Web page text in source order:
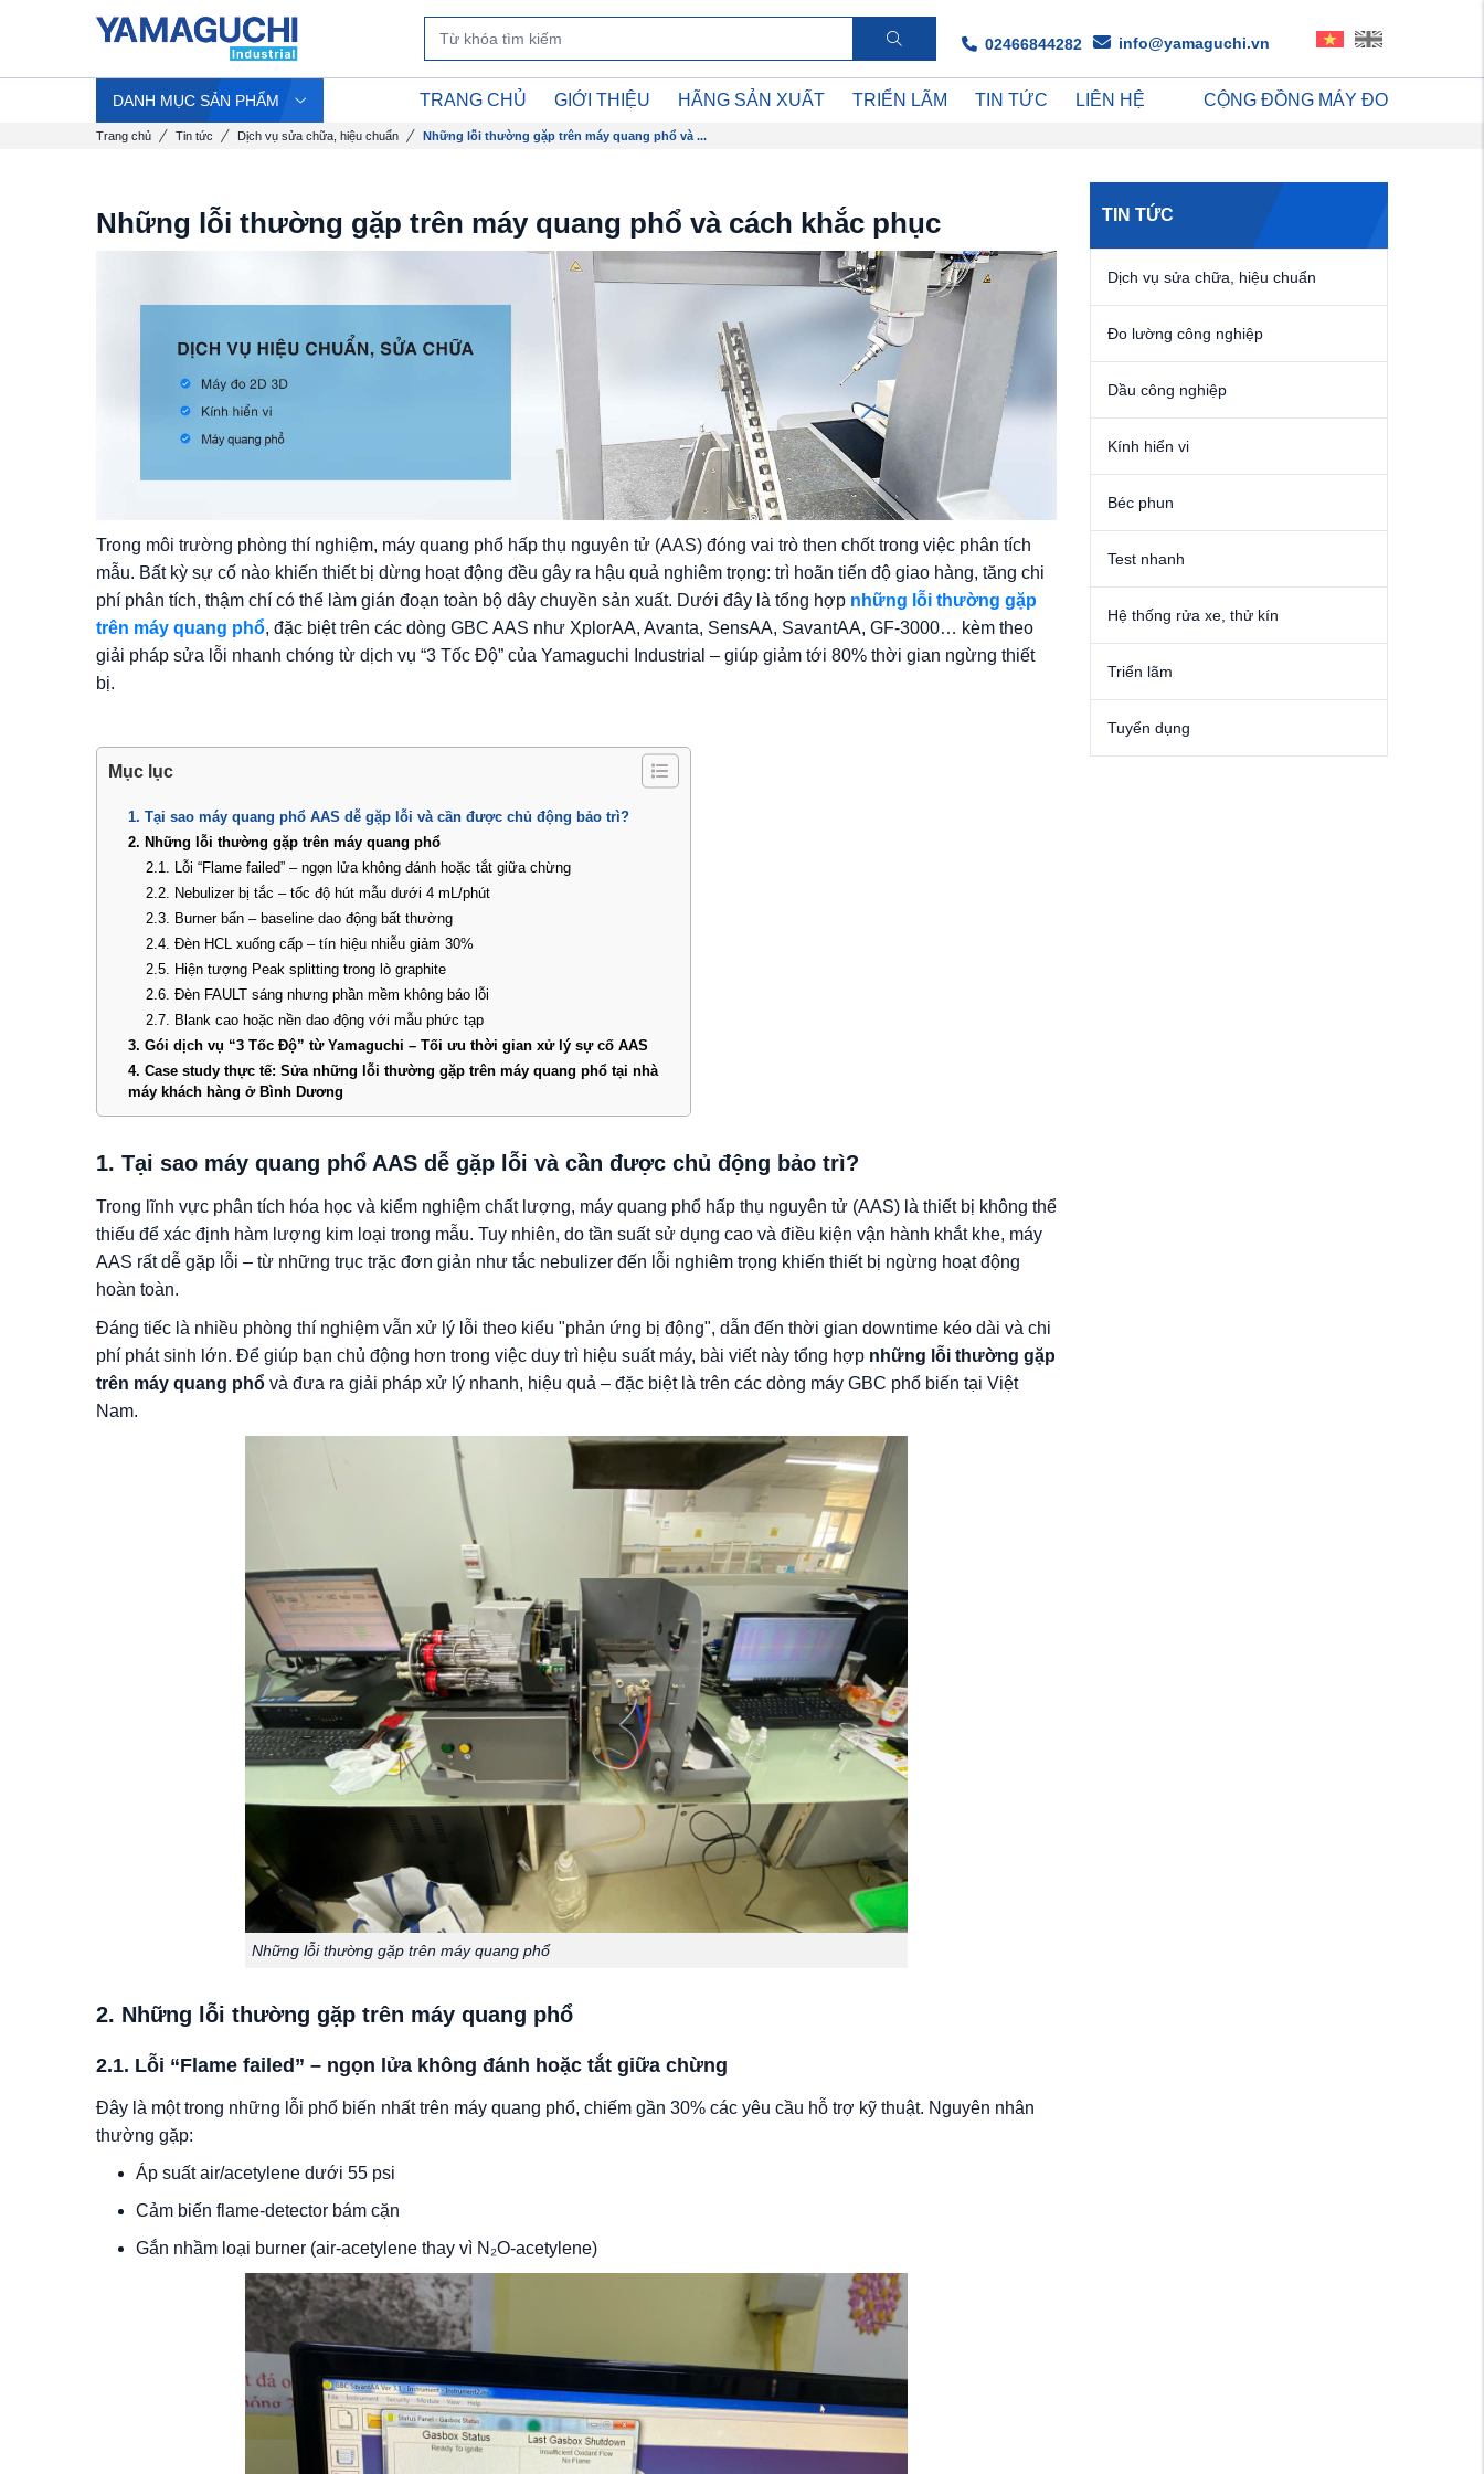
02466844282 info@yamaguchi.vn
DANH MỤC SẢN PHẨM TRANG CHỦ GIỚI THIỆU HÃNG SẢN XUẤT TRIỂN LÃM TIN TỨC LIÊN HỆ CỘNG ĐỒNG MÁY ĐO
Trang chủ Tin tức Dịch vụ sửa chữa, hiệu chuẩn Những lỗi thường gặp trên máy quang phổ và ...
Những lỗi thường gặp trên máy quang phổ và cách khắc phục
Trong môi trường phòng thí nghiệm, máy quang phổ hấp thụ nguyên tử (AAS) đóng vai trò then chốt trong việc phân tích
mẫu. Bất kỳ sự cố nào khiến thiết bị dừng hoạt động đều gây ra hậu quả nghiêm trọng: trì hoãn tiến độ giao hàng, tăng chi
phí phân tích, thậm chí có thể làm gián đoạn toàn bộ dây chuyền sản xuất. Dưới đây là tổng hợp những lỗi thường gặp
trên máy quang phổ, đặc biệt trên các dòng GBC AAS như XplorAA, Avanta, SensAA, SavantAA, GF-3000… kèm theo
giải pháp sửa lỗi nhanh chóng từ dịch vụ “3 Tốc Độ” của Yamaguchi Industrial – giúp giảm tới 80% thời gian ngừng thiết
bị.
Mục lục
1. Tại sao máy quang phổ AAS dễ gặp lỗi và cần được chủ động bảo trì?
2. Những lỗi thường gặp trên máy quang phổ
2.1. Lỗi “Flame failed” – ngọn lửa không đánh hoặc tắt giữa chừng
2.2. Nebulizer bị tắc – tốc độ hút mẫu dưới 4 mL/phút
2.3. Burner bẩn – baseline dao động bất thường
2.4. Đèn HCL xuống cấp – tín hiệu nhiễu giảm 30%
2.5. Hiện tượng Peak splitting trong lò graphite
2.6. Đèn FAULT sáng nhưng phần mềm không báo lỗi
2.7. Blank cao hoặc nền dao động với mẫu phức tạp
3. Gói dịch vụ “3 Tốc Độ” từ Yamaguchi – Tối ưu thời gian xử lý sự cố AAS
4. Case study thực tế: Sửa những lỗi thường gặp trên máy quang phổ tại nhà
máy khách hàng ở Bình Dương
1. Tại sao máy quang phổ AAS dễ gặp lỗi và cần được chủ động bảo trì?
Trong lĩnh vực phân tích hóa học và kiểm nghiệm chất lượng, máy quang phổ hấp thụ nguyên tử (AAS) là thiết bị không thể
thiếu để xác định hàm lượng kim loại trong mẫu. Tuy nhiên, do tần suất sử dụng cao và điều kiện vận hành khắt khe, máy
AAS rất dễ gặp lỗi – từ những trục trặc đơn giản như tắc nebulizer đến lỗi nghiêm trọng khiến thiết bị ngừng hoạt động
hoàn toàn.
Đáng tiếc là nhiều phòng thí nghiệm vẫn xử lý lỗi theo kiểu "phản ứng bị động", dẫn đến thời gian downtime kéo dài và chi
phí phát sinh lớn. Để giúp bạn chủ động hơn trong việc duy trì hiệu suất máy, bài viết này tổng hợp những lỗi thường gặp
trên máy quang phổ và đưa ra giải pháp xử lý nhanh, hiệu quả – đặc biệt là trên các dòng máy GBC phổ biến tại Việt
Nam.
Những lỗi thường gặp trên máy quang phổ
2. Những lỗi thường gặp trên máy quang phổ
2.1. Lỗi “Flame failed” – ngọn lửa không đánh hoặc tắt giữa chừng
Đây là một trong những lỗi phổ biến nhất trên máy quang phổ, chiếm gần 30% các yêu cầu hỗ trợ kỹ thuật. Nguyên nhân
thường gặp:
Áp suất air/acetylene dưới 55 psi
Cảm biến flame-detector bám cặn
Gắn nhầm loại burner (air-acetylene thay vì N₂O-acetylene)
TIN TỨC
Dịch vụ sửa chữa, hiệu chuẩn
Đo lường công nghiệp
Dầu công nghiệp
Kính hiển vi
Béc phun
Test nhanh
Hệ thống rửa xe, thử kín
Triển lãm
Tuyển dụng